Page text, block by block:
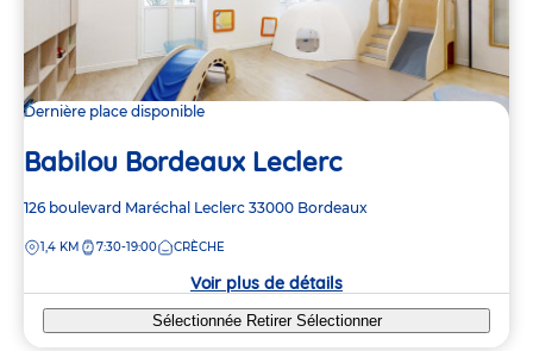
Dernière place disponible
Babilou Bordeaux Leclerc
Adresse
la
126 boulevard Maréchal Leclerc 33000 Bordeaux
DISTANCE
1,4 KM 7:30-19:00 CRÈCHE
Voir plus de détails
Sélectionnée Retirer Sélectionner